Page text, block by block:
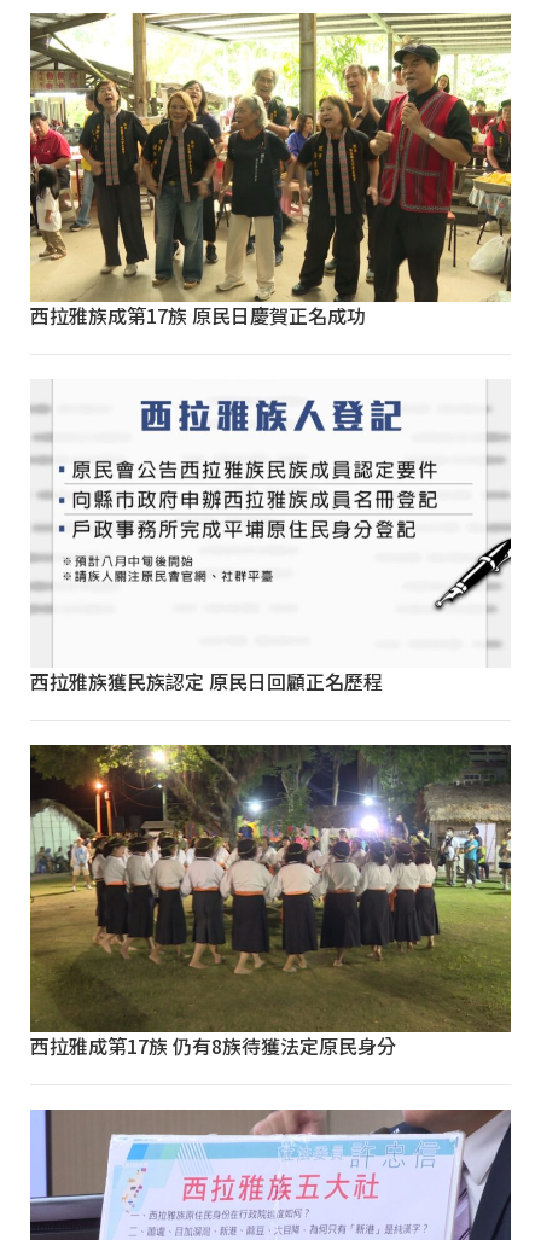
西拉雅族成第17族 原民日慶賀正名成功
西拉雅族獲民族認定 原民日回顧正名歷程
西拉雅成第17族 仍有8族待獲法定原民身分